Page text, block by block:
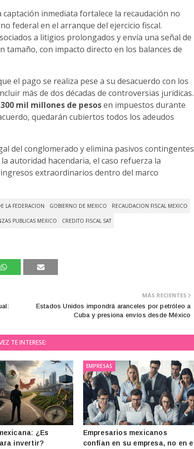
inmediata fortalece la recaudación no
federal en el arranque del ejercicio fiscal.
a litigios prolongados y envía una señal de
tamaño, con impacto directo en los balances de
el pago se realiza pese a su desacuerdo con los
más de dos décadas de controversias jurídicas.
300 mil millones de pesosen impuestos durante
quedarán cubiertos todos los adeudos
del conglomerado y elimina pasivos contingentes
autoridad hacendaria, el caso refuerza la
extraordinarios dentro del marco
LA FEDERACION GOBIERNO DE MEXICO RECAUDACION FISCAL MEXICO
PUBLICAS MEXICO CREDITO FISCAL SAT
MÁS RECIENTES
Estados Unidos impondrá aranceles por petróleo a
Cuba y presiona envíos desde México
TE INTERESE:
¿Es
invertir?
EMPRESAS
Empresarios mexicanos
confían en su empresa, no en el